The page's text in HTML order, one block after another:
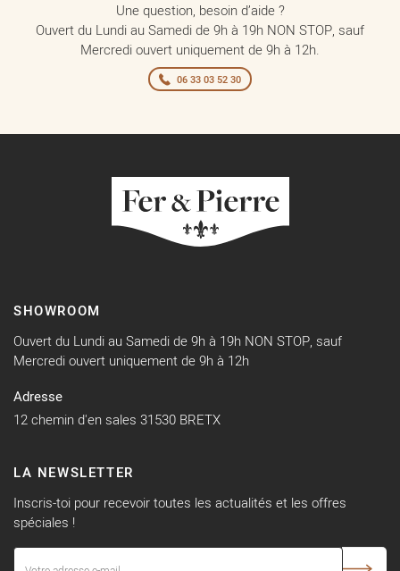
Une question, besoin d’aide ?
Ouvert du Lundi au Samedi de 9h à 19h NON STOP, sauf
Mercredi ouvert uniquement de 9h à 12h.
06 33 03 52 30
SHOWROOM
Ouvert du Lundi au Samedi de 9h à 19h NON STOP, sauf
Mercredi ouvert uniquement de 9h à 12h
Adresse
12 chemin d'en sales 31530 BRETX
LA NEWSLETTER
Inscris-toi pour recevoir toutes les actualités et les offres
spéciales !